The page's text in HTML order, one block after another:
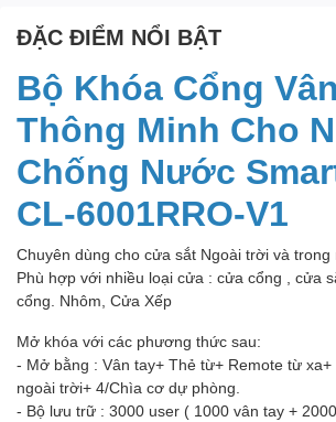
ĐẶC ĐIỂM NỔI BẬT
Bộ Khóa Cổng
Thông Minh Cho
Chống Nước
CL-6001RRO-V1
Chuyên dùng cho cửa sắt Ngoài trời và trong
Phù hợp với nhiều loại cửa : cửa cổng , cửa
cổng. Nhôm, Cửa Xếp
Mở khóa với các phương thức sau:
- Mở bằng : Vân tay+ Thẻ từ+ Remote từ xa+
ngoài trời+ 4/Chìa cơ dự phòng.
- Bộ lưu trữ : 3000 user ( 1000 vân tay +